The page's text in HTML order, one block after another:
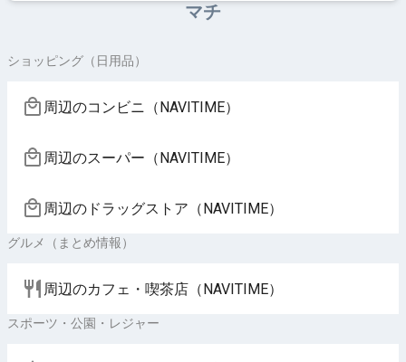
マチ
ショッピング（日用品）
周辺のコンビニ（NAVITIME）
周辺のスーパー（NAVITIME）
周辺のドラッグストア（NAVITIME）
グルメ（まとめ情報）
周辺のカフェ・喫茶店（NAVITIME）
スポーツ・公園・レジャー